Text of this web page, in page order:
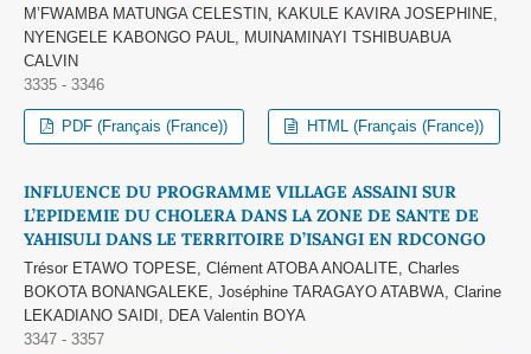
M’FWAMBA MATUNGA CELESTIN, KAKULE KAVIRA JOSEPHINE,
NYENGELE KABONGO PAUL, MUINAMINAYI TSHIBUABUA
CALVIN
3335 - 3346
PDF (Français (France)) HTML (Français (France))
INFLUENCE DU PROGRAMME VILLAGE ASSAINI SUR
L’EPIDEMIE DU CHOLERA DANS LA ZONE DE SANTE DE
YAHISULI DANS LE TERRITOIRE D’ISANGI EN RDCONGO
Trésor ETAWO TOPESE, Clément ATOBA ANOALITE, Charles
BOKOTA BONANGALEKE, Joséphine TARAGAYO ATABWA, Clarine
LEKADIANO SAIDI, DEA Valentin BOYA
3347 - 3357